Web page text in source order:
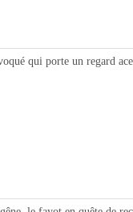
qui porte un regard